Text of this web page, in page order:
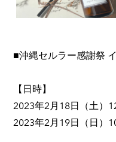
■沖縄セルラー感謝祭
【日時】
2023年2月18日（土）
2023年2月19日（日）